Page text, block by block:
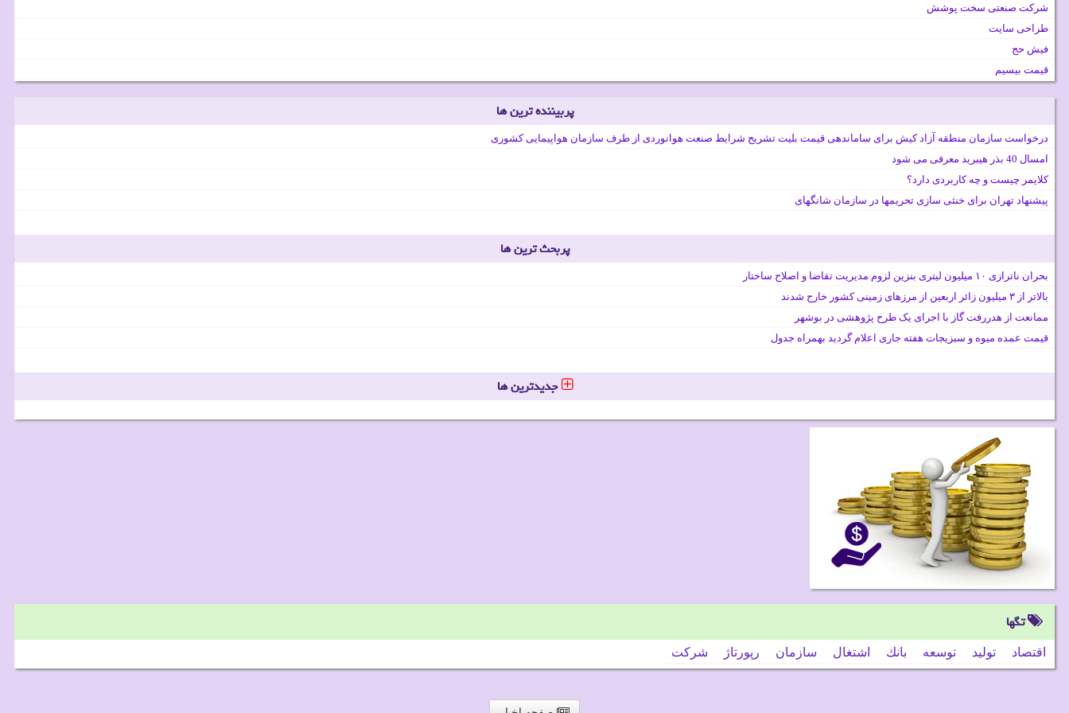
شرکت صنعتی سخت پوشش
طراحی سایت
فیش حج
قیمت بیسیم
پربیننده ترین ها
درخواست سازمان منطقه آزاد کیش برای ساماندهی قیمت بلیت تشریح شرایط صنعت هوانوردی از طرف سازمان هواپیمایی کشوری
امسال 40 بذر هیبرید معرفی می شود
کلایمر چیست و چه کاربردی دارد؟
پیشنهاد تهران برای خنثی سازی تحریمها در سازمان شانگهای
پربحث ترین ها
بحران ناترازی ۱۰ میلیون لیتری بنزین لزوم مدیریت تقاضا و اصلاح ساختار
بالاتر از ۳ میلیون زائر اربعین از مرزهای زمینی کشور خارج شدند
ممانعت از هدررفت گاز با اجرای یک طرح پژوهشی در بوشهر
قیمت عمده میوه و سبزیجات هفته جاری اعلام گردید بهمراه جدول
جدیدترین ها
تگها
اقتصاد تولید توسعه بانك اشتغال سازمان رپورتاژ شركت